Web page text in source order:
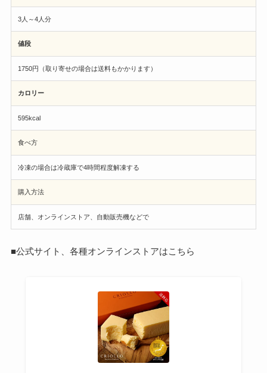
3人～4人分
値段
1750円（取り寄せの場合は送料もかかります）
カロリー
595kcal
食べ方
冷凍の場合は冷蔵庫で4時間程度解凍する
購入方法
店舗、オンラインストア、自動販売機などで
■公式サイト、各種オンラインストアはこちら